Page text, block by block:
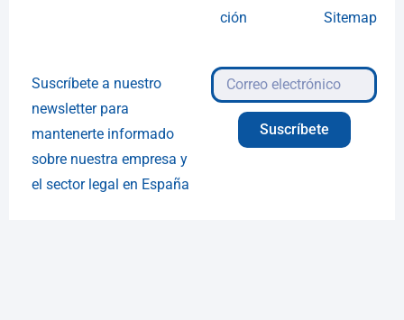
ción
Sitemap
Suscríbete a nuestro
newsletter para
mantenerte informado
sobre nuestra empresa y
el sector legal en España
Suscríbete